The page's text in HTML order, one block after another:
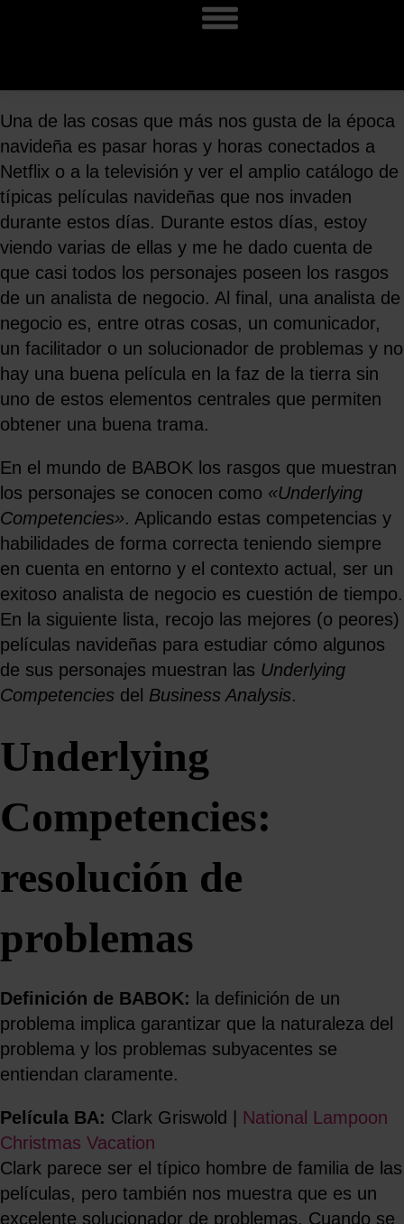
Una de las cosas que más nos gusta de la época
navideña es pasar horas y horas conectados a
Netflix o a la televisión y ver el amplio catálogo de
típicas películas navideñas que nos invaden
durante estos días. Durante estos días, estoy
viendo varias de ellas y me he dado cuenta de
que casi todos los personajes poseen los rasgos
de un analista de negocio. Al final, una analista de
negocio es, entre otras cosas, un comunicador,
un facilitador o un solucionador de problemas y no
hay una buena película en la faz de la tierra sin
uno de estos elementos centrales que permiten
obtener una buena trama.
En el mundo de BABOK los rasgos que muestran
los personajes se conocen como «Underlying
Competencies». Aplicando estas competencias y
habilidades de forma correcta teniendo siempre
en cuenta en entorno y el contexto actual, ser un
exitoso analista de negocio es cuestión de tiempo.
En la siguiente lista, recojo las mejores (o peores)
películas navideñas para estudiar cómo algunos
de sus personajes muestran las Underlying
Competencies del Business Analysis.
Underlying
Competencies:
resolución de
problemas
Definición de BABOK: la definición de un
problema implica garantizar que la naturaleza del
problema y los problemas subyacentes se
entiendan claramente.
Película BA: Clark Griswold | National Lampoon
Christmas Vacation
Clark parece ser el típico hombre de familia de las
películas, pero también nos muestra que es un
excelente solucionador de problemas. Cuando se